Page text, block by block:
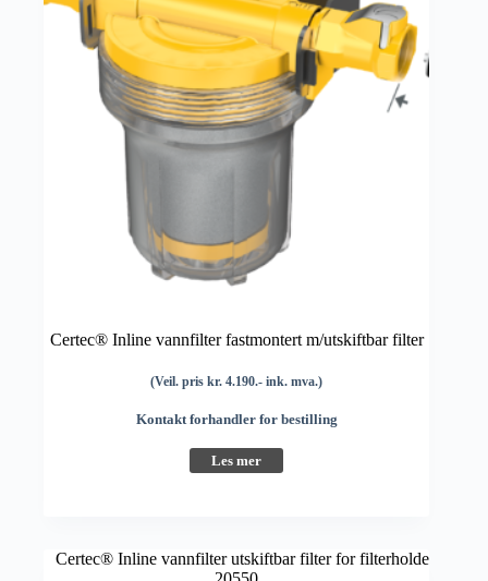
Certec® Inline vannfilter fastmontert m/utskiftbar filter
(Veil. pris kr. 4.190.- ink. mva.)
Kontakt forhandler for bestilling
Les mer